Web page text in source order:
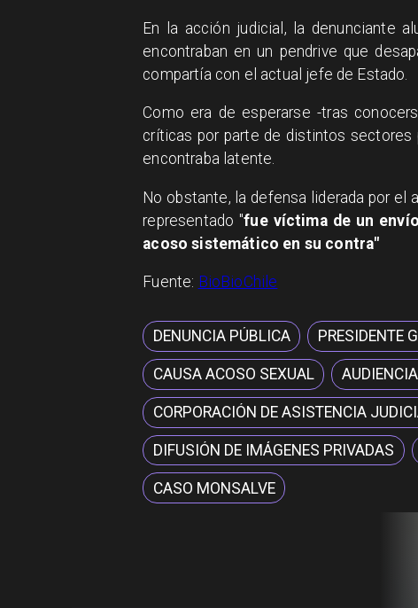
En la acción judicial, la denunciante
encontraban en un pendrive que
compartía con el actual jefe de Estado.
Como era de esperarse -tras
críticas por parte de distintos
encontraba latente.
No obstante, la defensa liderada por el
representado "fue víctima de un
acoso sistemático en su contra"
Fuente: BioBioChile
DENUNCIA PÚBLICA PRESIDENTE
CAUSA ACOSO SEXUAL
CORPORACIÓN DE ASISTENCIA
DIFUSIÓN DE IMÁGENES PRIVADAS
CASO MONSALVE